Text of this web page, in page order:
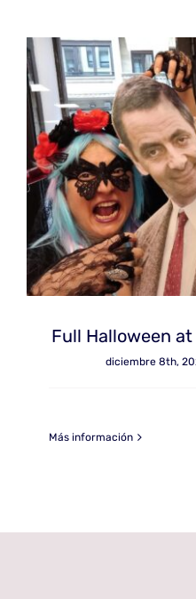
Full Halloween
diciembre 8th,
Más información